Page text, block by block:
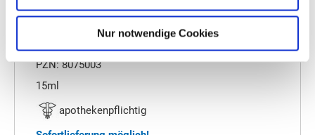
Nur notwendige Cookies
STADELMANN Windelbalsam
Artikelnummer: 8075003
PZN: 8075003
15ml
apothekenpflichtig